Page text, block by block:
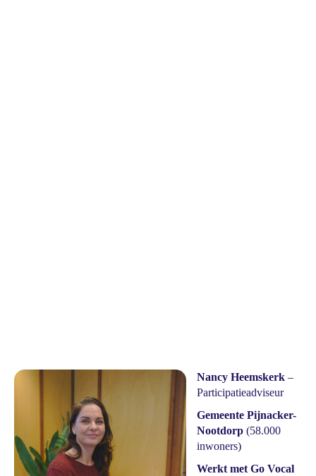
Nancy Heemskerk –
Participatieadviseur
Gemeente Pijnacker-
Nootdorp (58.000
inwoners)
Werkt met Go Vocal